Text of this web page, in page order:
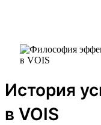
История
в VOIS